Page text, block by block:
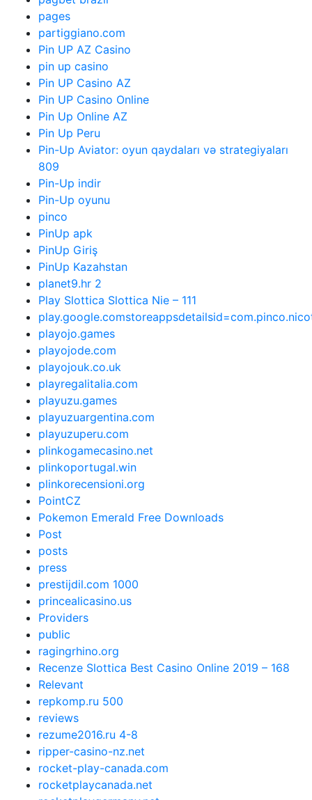
pages
partiggiano.com
Pin UP AZ Casino
pin up casino
Pin UP Casino AZ
Pin UP Casino Online
Pin Up Online AZ
Pin Up Peru
Pin-Up Aviator: oyun qaydaları və strategiyaları
809
Pin-Up indir
Pin-Up oyunu
pinco
PinUp apk
PinUp Giriş
PinUp Kazahstan
planet9.hr 2
Play Slottica Slottica Nie – 111
playojo.games
playojode.com
playojouk.co.uk
playregalitalia.com
playuzu.games
playuzuargentina.com
playuzuperu.com
plinkogamecasino.net
plinkoportugal.win
plinkorecensioni.org
PointCZ
Pokemon Emerald Free Downloads
Post
posts
press
prestijdil.com 1000
princealicasino.us
Providers
public
ragingrhino.org
Recenze Slottica Best Casino Online 2019 – 168
Relevant
repkomp.ru 500
reviews
rezume2016.ru 4-8
ripper-casino-nz.net
rocket-play-canada.com
rocketplaycanada.net